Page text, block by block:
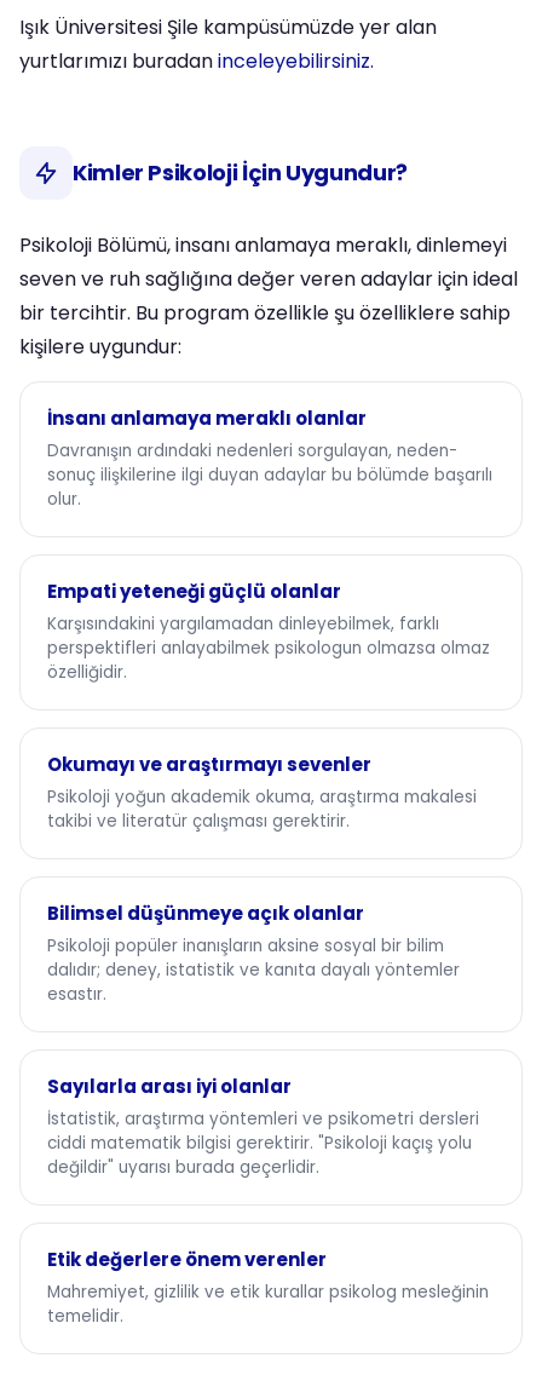
Işık Üniversitesi Şile kampüsümüzde yer alan
yurtlarımızı buradaninceleyebilirsiniz.
Kimler Psikoloji İçin Uygundur?
Psikoloji Bölümü, insanı anlamaya meraklı, dinlemeyi
seven ve ruh sağlığına değer veren adaylar için ideal
bir tercihtir. Bu program özellikle şu özelliklere sahip
kişilere uygundur:
İnsanı anlamaya meraklı olanlar
Davranışın ardındaki nedenleri sorgulayan, neden-
sonuç ilişkilerine ilgi duyan adaylar bu bölümde başarılı
olur.
Empati yeteneği güçlü olanlar
Karşısındakini yargılamadan dinleyebilmek, farklı
perspektifleri anlayabilmek psikologun olmazsa olmaz
özelliğidir.
Okumayı ve araştırmayı sevenler
Psikoloji yoğun akademik okuma, araştırma makalesi
takibi ve literatür çalışması gerektirir.
Bilimsel düşünmeye açık olanlar
Psikoloji popüler inanışların aksine sosyal bir bilim
dalıdır; deney, istatistik ve kanıta dayalı yöntemler
esastır.
Sayılarla arası iyi olanlar
İstatistik, araştırma yöntemleri ve psikometri dersleri
ciddi matematik bilgisi gerektirir. "Psikoloji kaçış yolu
değildir" uyarısı burada geçerlidir.
Etik değerlere önem verenler
Mahremiyet, gizlilik ve etik kurallar psikolog mesleğinin
temelidir.